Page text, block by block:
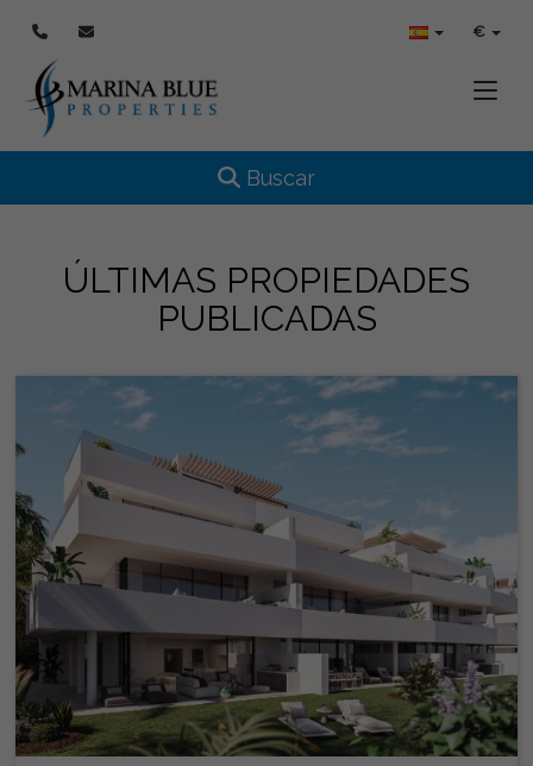
€
Toggle navigation
Buscar
ÚLTIMAS PROPIEDADES
PUBLICADAS